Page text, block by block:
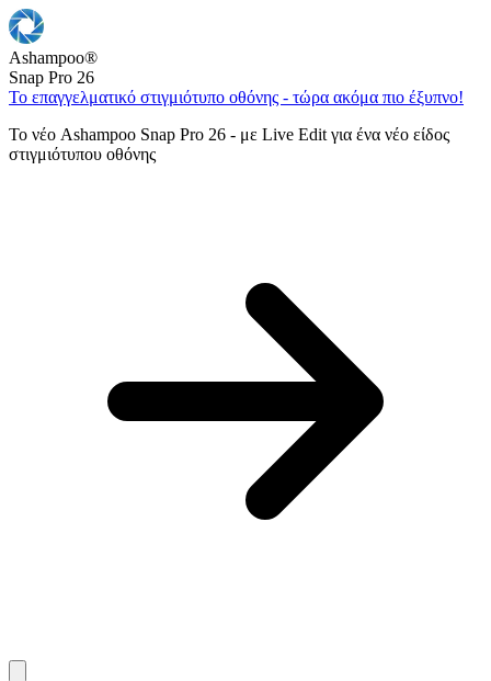
Ashampoo®
Snap Pro 26
Το επαγγελματικό στιγμιότυπο οθόνης - τώρα ακόμα πιο έξυπνο!
Το νέο Ashampoo Snap Pro 26 - με Live Edit για ένα νέο είδος
στιγμιότυπου οθόνης